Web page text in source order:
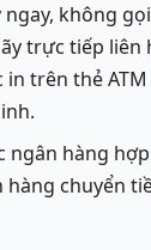
ngay, không
trực tiếp
trên thẻ
ngân hàng
hàng chuyển